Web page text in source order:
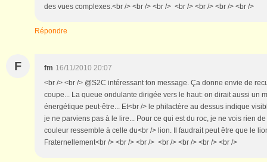
des vues complexes.<br /> <br /> <br /> <br /> <br /> <br /> <br />
Répondre
F fm 16/11/2010 20:07
<br /> <br /> @S2C intéressant ton message. Ça donne envie de
coupe... La queue ondulante dirigée vers le haut: on dirait aussi un
énergétique peut-être... Et<br /> le philactère au dessus indique
je ne parviens pas à le lire... Pour ce qui est du roc, je ne vois rien
couleur ressemble à celle du<br /> lion. Il faudrait peut être que le
Fraternellement<br /> <br /> <br /> <br /> <br /> <br /> <br />